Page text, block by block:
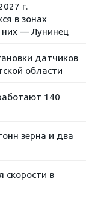
г.
в зонах
них — Лунинец
датчиков
области
140
зерна и два
скорости в